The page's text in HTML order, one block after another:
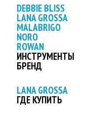
DEBBIE BLISS
LANA GROSSA
MALABRIGO
NORO
ROWAN
ИНСТРУМЕНТЫ
БРЕНД
LANA GROSSA
ГДЕ КУПИТЬ